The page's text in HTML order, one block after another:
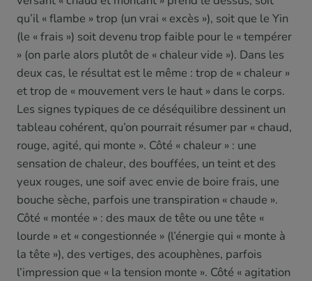
qu’il « flambe » trop (un vrai « excès »), soit que le Yin
(le « frais ») soit devenu trop faible pour le « tempérer
» (on parle alors plutôt de « chaleur vide »). Dans les
deux cas, le résultat est le même : trop de « chaleur »
et trop de « mouvement vers le haut » dans le corps.
Les signes typiques de ce déséquilibre dessinent un
tableau cohérent, qu’on pourrait résumer par « chaud,
rouge, agité, qui monte ». Côté « chaleur » : une
sensation de chaleur, des bouffées, un teint et des
yeux rouges, une soif avec envie de boire frais, une
bouche sèche, parfois une transpiration « chaude ».
Côté « montée » : des maux de tête ou une tête «
lourde » et « congestionnée » (l’énergie qui « monte à
la tête »), des vertiges, des acouphènes, parfois
l’impression que « la tension monte ». Côté « agitation